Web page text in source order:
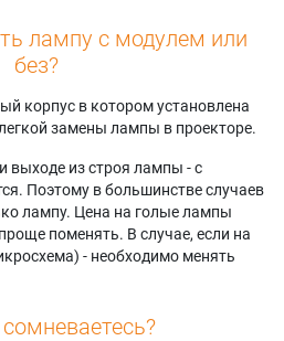
лампу с модулем или
без?
корпус в котором установлена
замены лампы в проекторе.
выходе из строя лампы - с
Поэтому в большинстве случаев
лампу. Цена на голые лампы
поменять. В случае, если на
- необходимо менять